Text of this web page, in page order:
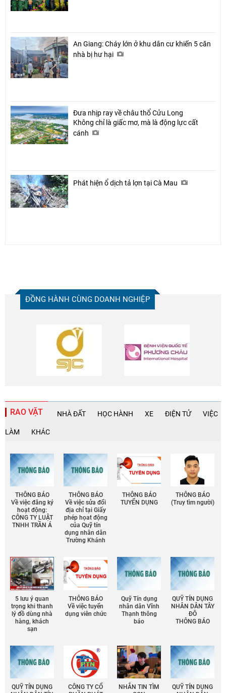
An Giang: Cháy lớn ở khu dân cư khiến 5 căn
nhà bị hư hại
Đưa nhịp ray về châu thổ Cửu Long
Không chỉ là giấc mơ, mà là động lực cất
cánh
Phát hiện ổ dịch tả lợn tại Cà Mau
ĐỒNG HÀNH CÙNG DOANH NGHIỆP
RAO VẶT NHÀ ĐẤT HỌC HÀNH XE ĐIỆN TỬ VIỆC
LÀM KHÁC
THÔNG BÁO
Về việc đăng ký
hoạt động:
CÔNG TY LUẬT
TNHH TRẦN Á
THÔNG BÁO
Về việc sửa đổi
địa chỉ tại Giấy
phép họat động
của Quỹ tín
dụng nhân dân
Trường Khánh
THÔNG BÁO
TUYỂN DỤNG
THÔNG BÁO
(Truy tìm người)
5 lưu ý quan
trọng khi thanh
lý đồ dùng nhà
hàng, khách
sạn
THÔNG BÁO
Về việc tuyển
dụng viên chức
Quỹ Tín dụng
nhân dân Vĩnh
Thạnh thông
báo
QUỸ TÍN DỤNG
NHÂN DÂN TÂY
ĐÔ
THÔNG BÁO
QUỸ TÍN DỤNG
CÔNG TY CỔ
NHẮN TIN TÌM
QUỸ TÍN DỤNG